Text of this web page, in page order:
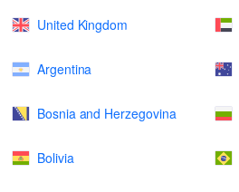
United Kingdom
Argentina
Bosnia and Herzegovina
Bolivia